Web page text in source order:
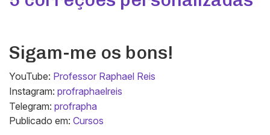
Sigam-me os bons!
YouTube: Professor Raphael Reis
Instagram: profraphaelreis
Telegram: profrapha
Publicado em: Cursos